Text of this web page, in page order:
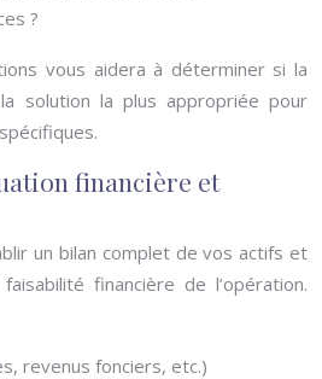
?
vous aidera à déterminer si la
solution la plus appropriée pour
financière et
un bilan complet de vos actifs et
financière de l’opération.
revenus fonciers, etc.)